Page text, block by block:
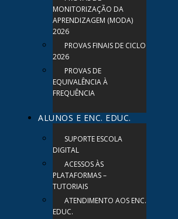
MONITORIZAÇÃO DA
APRENDIZAGEM (MODA)
2026
PROVAS FINAIS DE CICLO
2026
PROVAS DE
EQUIVALÊNCIA À
FREQUÊNCIA
ALUNOS E ENC. EDUC.
SUPORTE ESCOLA
DIGITAL
ACESSOS ÀS
PLATAFORMAS –
TUTORIAIS
ATENDIMENTO AOS ENC.
EDUC.